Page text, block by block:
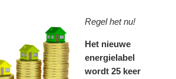
Regel het nu!
Het nieuwe
energielabel
wordt 25 keer